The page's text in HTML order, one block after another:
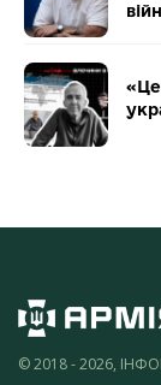
© 2018 - 2026,